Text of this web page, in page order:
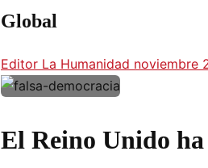
Global
Editor La Humanidad noviembre
El Reino Unido